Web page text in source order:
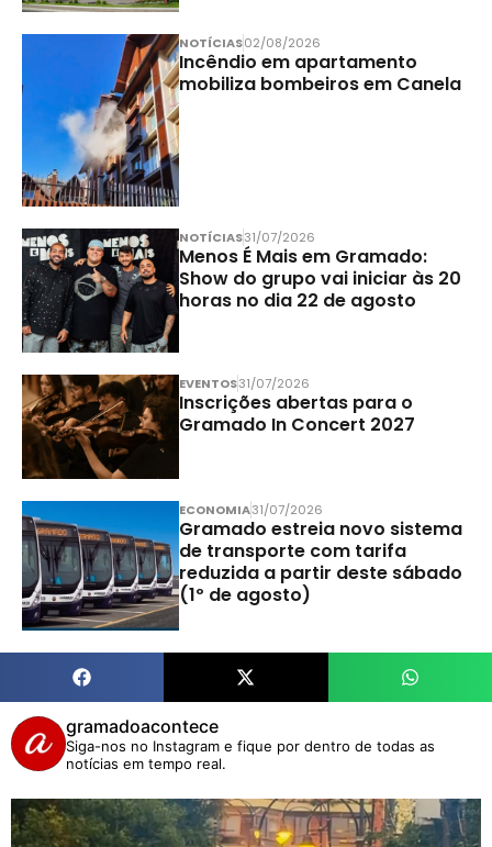
NOTÍCIAS02/08/2026
Incêndio em apartamento
mobiliza bombeiros em Canela
NOTÍCIAS31/07/2026
Menos É Mais em Gramado:
Show do grupo vai iniciar às 20
horas no dia 22 de agosto
EVENTOS31/07/2026
Inscrições abertas para o
Gramado In Concert 2027
ECONOMIA31/07/2026
Gramado estreia novo sistema
de transporte com tarifa
reduzida a partir deste sábado
(1º de agosto)
gramadoacontece
Siga-nos no Instagram e fique por dentro de todas as
notícias em tempo real.